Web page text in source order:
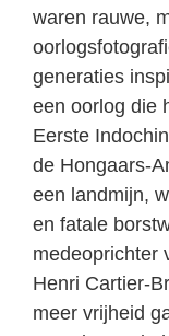
waren rauwe,
generaties
een oorlog die
Eerste
de Hongaars-
een landmijn,
en fatale
medeoprichter
Henri Cartier-
meer vrijheid